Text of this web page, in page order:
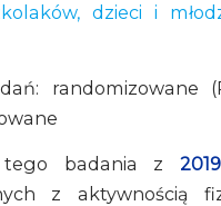
dzieci i
randomizowane
tego badania z 2019
z aktywnością